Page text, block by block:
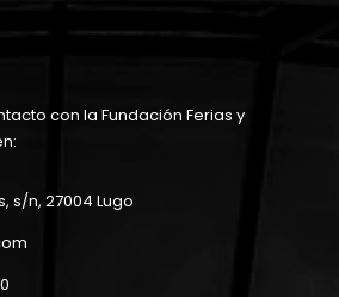
con la Fundación Ferias y
s/n, 27004 Lugo